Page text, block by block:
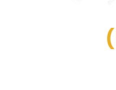
(